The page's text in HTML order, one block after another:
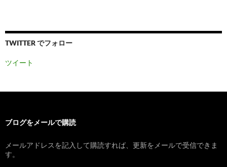
TWITTER でフォロー
ツイート
ブログをメールで購読
メールアドレスを記入して購読すれば、更新をメールで受信できま
す。